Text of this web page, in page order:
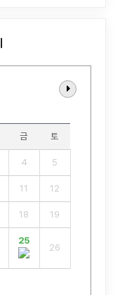
금 토
4 5
11 12
18 19
25
26